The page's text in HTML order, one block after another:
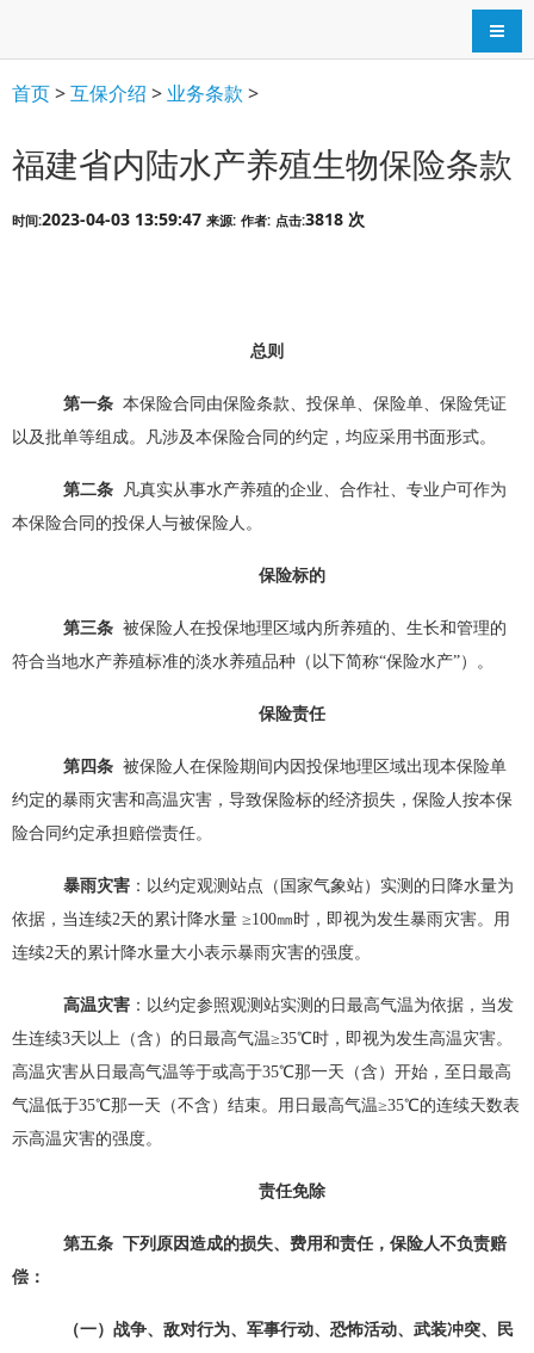
导航
首页>互保介绍 > 业务条款 >
福建省内陆水产养殖生物保险条款
时间:2023-04-03 13:59:47 来源: 作者: 点击:3818 次
总则
第一条 本保险合同由保险条款、投保单、保险单、保险凭证
以及批单等组成。凡涉及本保险合同的约定，均应采用书面形式。
第二条
凡真实从事水产养殖的企业、合作社、专业户可作为
本保险合同的投保人与被保险人。
保险标的
第三条 被保险人在投保地理区域内所养殖的、生长和管理的
符合当地水产养殖标准的淡水养殖品种（以下简称“保险水产”）。
保险责任
第四条 被保险人在保险期间内因投保地理区域出现本保险单
约定的暴雨灾害和高温灾害，导致保险标的经济损失，保险人按本保
险合同约定承担赔偿责任。
暴雨灾害：以约定观测站点（国家气象站）实测的日降水量为
依据，当连续2天的累计降水量 ≥100㎜时，即视为发生暴雨灾害。用
连续2天的累计降水量大小表示暴雨灾害的强度。
高温灾害：以约定参照观测站实测的日最高气温为依据，当发
生连续3天以上（含）的日最高气温≥35℃时，即视为发生高温灾害。
高温灾害从日最高气温等于或高于35℃那一天（含）开始，至日最高
气温低于35℃那一天（不含）结束。用日最高气温≥35℃的连续天数表
示高温灾害的强度。
责任免除
第五条 下列原因造成的损失、费用和责任，保险人不负责赔
偿：
（一）战争、敌对行为、军事行动、恐怖活动、武装冲突、民